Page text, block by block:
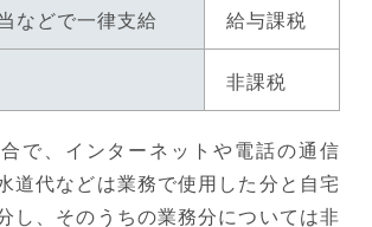
などで一律支給 給与課税
非課税
で、インターネットや電話の通信
道代などは業務で使用した分と自宅
し、そのうちの業務分については非